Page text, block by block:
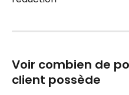
Voir combien de
client possède